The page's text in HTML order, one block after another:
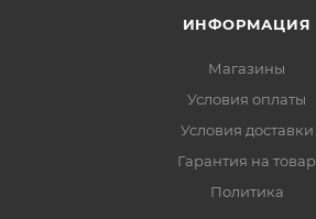
ИНФОРМАЦИЯ
Магазины
Условия оплаты
Условия доставки
Гарантия на товар
Политика